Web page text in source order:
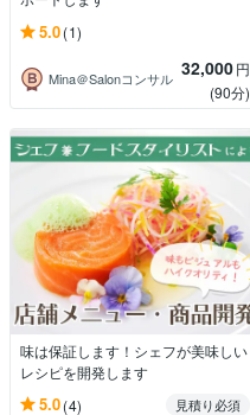
5.0(1)
Mina＠Salonコンサル 32,000円
(90分)
味は保証します！シェフが美味しい
レシピを開発します
5.0(4)
見積り必須